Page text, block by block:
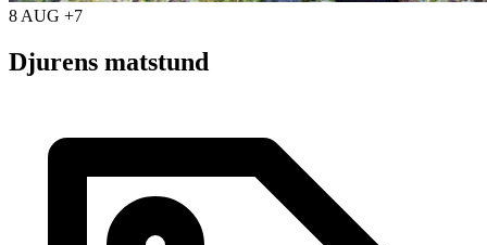
8 AUG +7
Djurens matstund